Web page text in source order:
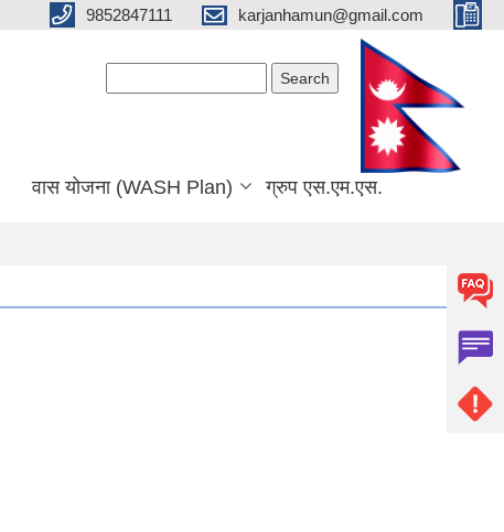
9852847111 karjanhamun@gmail.com
वास योजना (WASH Plan) ग्रुप एस.एम.एस.